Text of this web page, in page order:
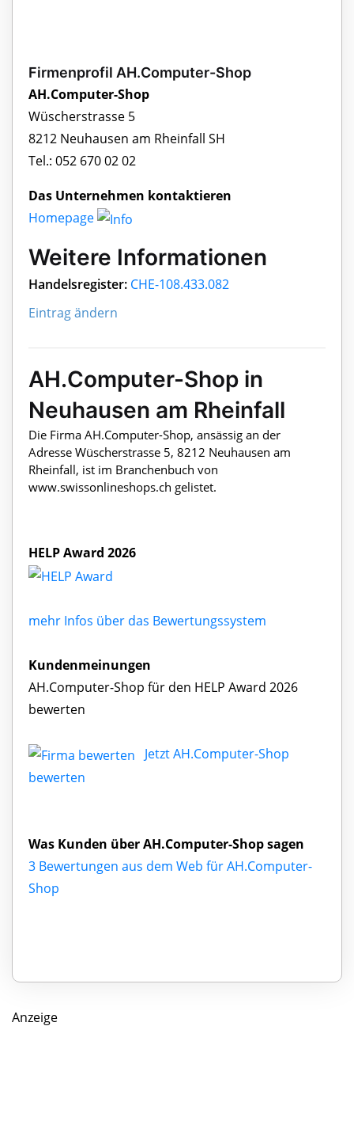
Firmenprofil AH.Computer-Shop
AH.Computer-Shop
Wüscherstrasse 5
8212 Neuhausen am Rheinfall SH
Tel.: 052 670 02 02
Das Unternehmen kontaktieren
Homepage
Weitere Informationen
Handelsregister: CHE-108.433.082
Eintrag ändern
AH.Computer-Shop in
Neuhausen am Rheinfall
Die Firma AH.Computer-Shop, ansässig an der
Adresse Wüscherstrasse 5, 8212 Neuhausen am
Rheinfall, ist im Branchenbuch von
www.swissonlineshops.ch gelistet.
HELP Award 2026
mehr Infos über das Bewertungssystem
Kundenmeinungen
AH.Computer-Shop für den HELP Award 2026
bewerten
Jetzt AH.Computer-Shop
bewerten
Was Kunden über AH.Computer-Shop sagen
3 Bewertungen aus dem Web für AH.Computer-
Shop
Anzeige